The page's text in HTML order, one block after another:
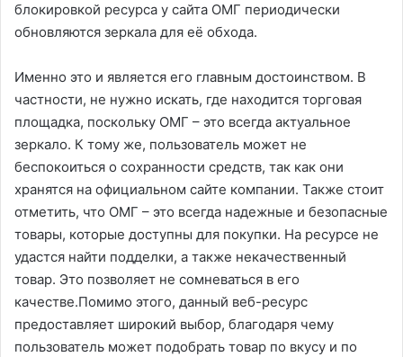
блокировкой ресурса у сайта ОМГ периодически
обновляются зеркала для её обхода.
Именно это и является его главным достоинством. В
частности, не нужно искать, где находится торговая
площадка, поскольку ОМГ – это всегда актуальное
зеркало. К тому же, пользователь может не
беспокоиться о сохранности средств, так как они
хранятся на официальном сайте компании. Также стоит
отметить, что ОМГ – это всегда надежные и безопасные
товары, которые доступны для покупки. На ресурсе не
удастся найти подделки, а также некачественный
товар. Это позволяет не сомневаться в его
качестве.Помимо этого, данный веб-ресурс
предоставляет широкий выбор, благодаря чему
пользователь может подобрать товар по вкусу и по